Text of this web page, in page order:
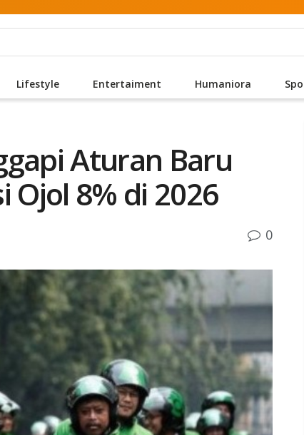
Lifestyle Entertaiment Humaniora
Aturan Baru
Ojol 8% di 2026
0